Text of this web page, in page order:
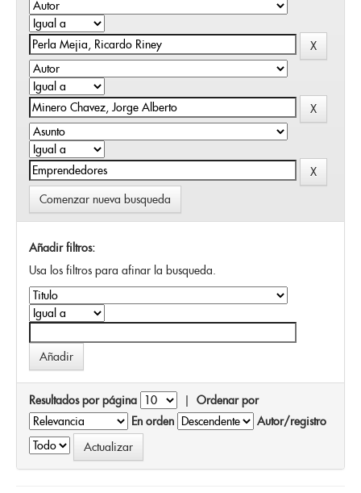
Comenzar nueva busqueda
Añadir filtros:
Usa los filtros para afinar la busqueda.
Resultados por página | Ordenar por
En orden
Autor/registro